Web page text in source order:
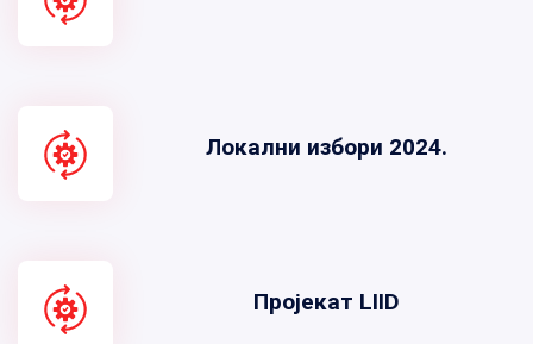
Локални избори 2024.
Пројекат LIID